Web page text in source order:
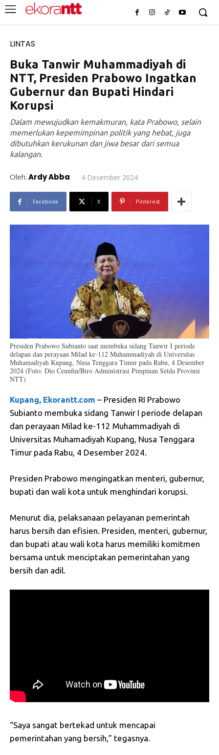
LINTAS
Buka Tanwir Muhammadiyah di
NTT, Presiden Prabowo Ingatkan
Gubernur dan Bupati Hindari
Korupsi
Dalam mewujudkan kemakmuran, kata Prabowo, selain
memerlukan kepemimpinan politik yang hebat, juga
dibutuhkan kerukunan dan jiwa besar dari semua
kalangan.
Oleh: Ardy Abba 4 Desember 2024
Facebook X Pinterest
Presiden Prabowo Subianto saat membuka sidang Tanwir I periode
delapan dan perayaan Milad ke-112 Muhammadiyah di Universitas
Muhamadiyah Kupang, Nusa Tenggara Timur pada Rabu, 4 Desember
2024 (Foto: Dio Ceunfin/Biro Administrasi Pimpinan Setda Provinsi
NTT)
Kupang, Ekorantt.com – Presiden RI Prabowo
Subianto membuka sidang Tanwir I periode delapan
dan perayaan Milad ke-112 Muhammadiyah di
Universitas Muhamadiyah Kupang, Nusa Tenggara
Timur pada Rabu, 4 Desember 2024.
Presiden Prabowo mengingatkan menteri, gubernur,
bupati dan wali kota untuk menghindari korupsi.
Menurut dia, pelaksanaan pelayanan pemerintah
harus bersih dan efisien. Presiden, menteri, gubernur,
dan bupati atau wali kota harus memiliki komitmen
bersama untuk menciptakan pemerintahan yang
bersih dan adil.
“Saya sangat bertekad untuk mencapai
pemerintahan yang bersih,” tegasnya.